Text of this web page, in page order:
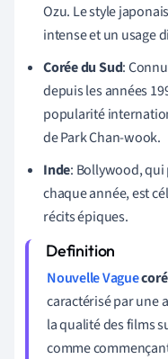
Ozu. Le style
intense et un usage
Corée du Sud:
depuis les années
popularité
de Park Chan-wook.
Inde: Bollywood,
chaque année, est
récits épiques.
Nouvelle Vague
caractérisé par une
la qualité des films
comme